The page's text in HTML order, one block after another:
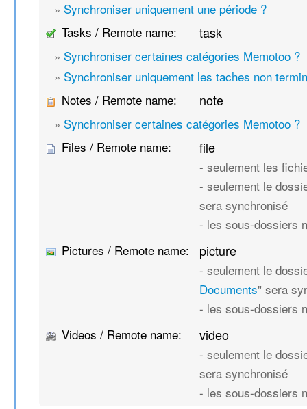
» Synchroniser uniquement une période ?
Tasks / Remote name:
task
» Synchroniser certaines catégories Memotoo ?
» Synchroniser uniquement les taches non
Notes / Remote name:
note
» Synchroniser certaines catégories Memotoo ?
Files / Remote name:
file
- seulement les
- seulement le
sera synchronisé
- les sous-dossiers
Pictures / Remote name:
picture
- seulement le
Documents" sera
- les sous-dossiers
Videos / Remote name:
video
- seulement le
sera synchronisé
- les sous-dossiers